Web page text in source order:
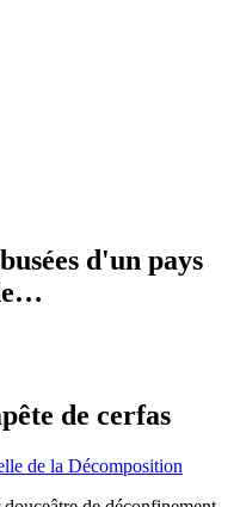
d'un pays
de cerfas
de la Décomposition